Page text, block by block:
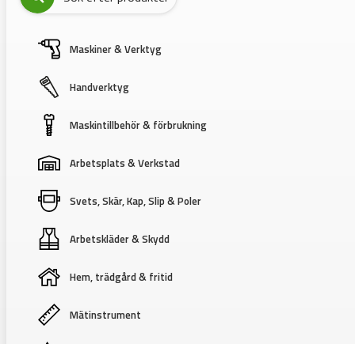
Maskiner & Verktyg
Handverktyg
Maskintillbehör & förbrukning
Arbetsplats & Verkstad
Svets, Skär, Kap, Slip & Poler
Arbetskläder & Skydd
Hem, trädgård & fritid
Mätinstrument